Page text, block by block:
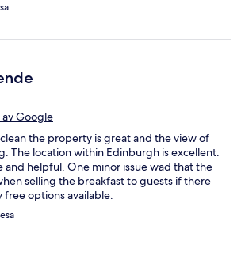
Google
the property is great and the view of
The location within Edinburgh is excellent.
and helpful. One minor issue wad that the
selling the breakfast to guests if there
free options available.